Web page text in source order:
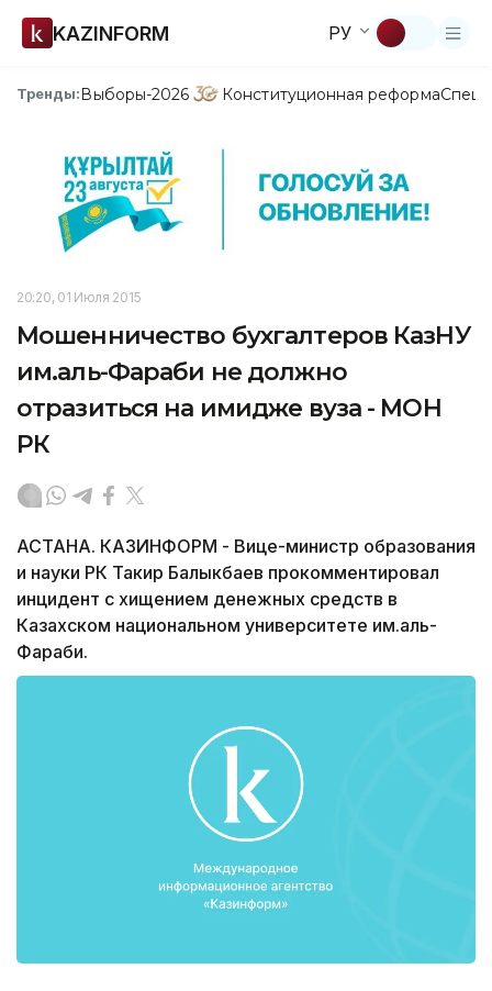
KAZINFORM РУ
Тренды:Выборы-2026 Конституционная реформа
20:20, 01 Июля 2015
Мошенничество бухгалтеров КазНУ
им.аль-Фараби не должно
отразиться на имидже вуза - МОН
РК
АСТАНА. КАЗИНФОРМ - Вице-министр образования
и науки РК Такир Балыкбаев прокомментировал
инцидент с хищением денежных средств в
Казахском национальном университете им.аль-
Фараби.